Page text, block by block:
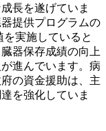
長を遂げていま
提供プログラムの
実施していると
器保存成績の向上
進んでいます。病
の資金援助は、主
を強化していま